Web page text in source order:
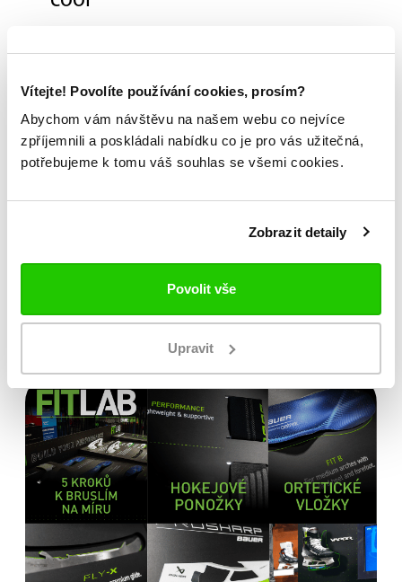
Vítejte! Povolíte používání cookies, prosím?
Abychom vám návštěvu na našem webu co nejvíce
zpříjemnili a poskládali nabídku co je pro vás užitečná,
potřebujeme k tomu váš souhlas se všemi cookies.
Zobrazit detaily
Povolit vše
Upravit
spodních částí nohou každého hobby nebo
svým stupněm ochrany a ergonomičností, ale i
svým cool vzezřením.
Originální zboží s garancí záruky přímo